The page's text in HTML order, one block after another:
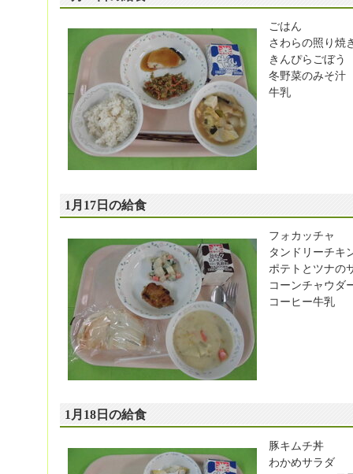
ごはん
さわらの照り焼
きんぴらごぼう
冬野菜のみそ汁
牛乳
1月17日の給食
フォカッチャ
タンドリーチキ
ポテトとツナの
コーンチャウダ
コーヒー牛乳
1月18日の給食
豚キムチ丼
わかめサラダ